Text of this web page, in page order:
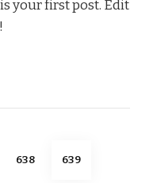
your first post. Edit
HALAMAN
638 HALAMAN
639